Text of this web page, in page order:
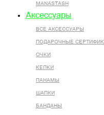
MANASTASH
Аксессуары
ВСЕ AКСЕССУАРЫ
ПОДАРОЧНЫЕ
ОЧКИ
КЕПКИ
ПАНАМЫ
ШАПКИ
БАНДАНЫ